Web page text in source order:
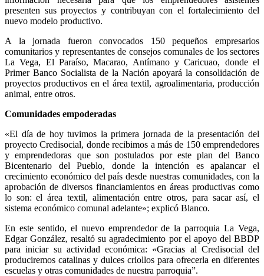
presenten sus proyectos y contribuyan con el fortalecimiento del
nuevo modelo productivo.
A la jornada fueron convocados 150 pequeños empresarios
comunitarios y representantes de consejos comunales de los sectores
La Vega, El Paraíso, Macarao, Antímano y Caricuao, donde el
Primer Banco Socialista de la Nación apoyará la consolidación de
proyectos productivos en el área textil, agroalimentaria, producción
animal, entre otros.
Comunidades empoderadas
«El día de hoy tuvimos la primera jornada de la presentación del
proyecto Credisocial, donde recibimos a más de 150 emprendedores
y emprendedoras que son postulados por este plan del Banco
Bicentenario del Pueblo, donde la intención es apalancar el
crecimiento económico del país desde nuestras comunidades, con la
aprobación de diversos financiamientos en áreas productivas como
lo son: el área textil, alimentación entre otros, para sacar así, el
sistema económico comunal adelante»; explicó Blanco.
En este sentido, el nuevo emprendedor de la parroquia La Vega,
Edgar González, resaltó su agradecimiento por el apoyo del BBDP
para iniciar su actividad económica: «Gracias al Credisocial del
produciremos catalinas y dulces criollos para ofrecerla en diferentes
escuelas y otras comunidades de nuestra parroquia”.